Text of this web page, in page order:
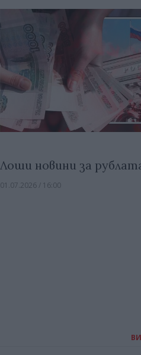
Лоши новини за
01.07.2026 / 16:00